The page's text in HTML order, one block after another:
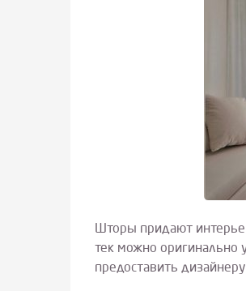
Шторы придают
тек можно оригинально
предоставить